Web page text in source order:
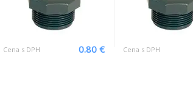
Cena s DPH 0.80 € Cena s DPH